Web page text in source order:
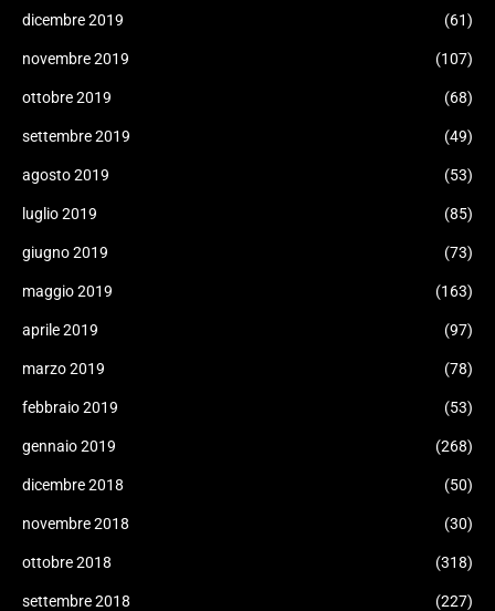
dicembre 2019 (61)
novembre 2019 (107)
ottobre 2019 (68)
settembre 2019 (49)
agosto 2019 (53)
luglio 2019 (85)
giugno 2019 (73)
maggio 2019 (163)
aprile 2019 (97)
marzo 2019 (78)
febbraio 2019 (53)
gennaio 2019 (268)
dicembre 2018 (50)
novembre 2018 (30)
ottobre 2018 (318)
settembre 2018 (227)